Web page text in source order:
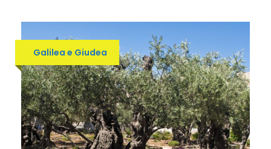
Galilea e Giudea